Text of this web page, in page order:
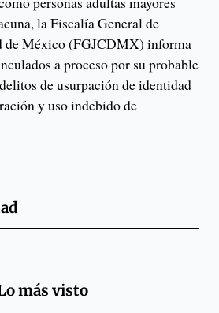
la Fiscalía General de
de México (FGJCDMX) informa
a proceso por su probable
de usurpación de identidad
y uso indebido de
más visto